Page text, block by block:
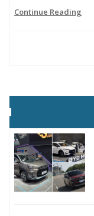
Continue Reading